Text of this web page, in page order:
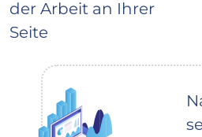
der Arbeit an Ihrer
Seite